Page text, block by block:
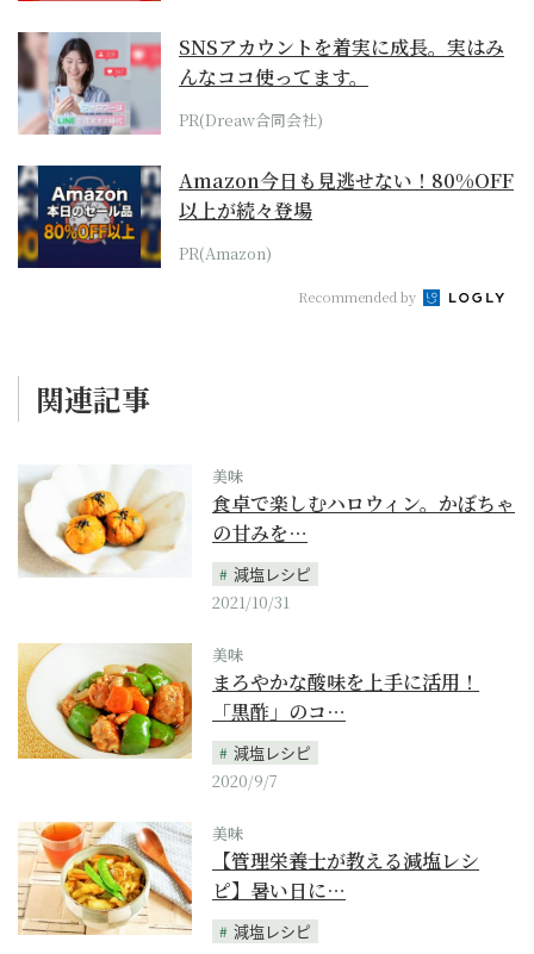
SNSアカウントを着実に成長。実はみ
んなココ使ってます。
PR(Dreaw合同会社)
Amazon今日も見逃せない！80%OFF
以上が続々登場
PR(Amazon)
Recommended by
関連記事
美味
食卓で楽しむハロウィン。かぼちゃ
の甘みを…
減塩レシピ
2021/10/31
美味
まろやかな酸味を上手に活用！
「黒酢」のコ…
減塩レシピ
2020/9/7
美味
【管理栄養士が教える減塩レシ
ピ】暑い日に…
減塩レシピ